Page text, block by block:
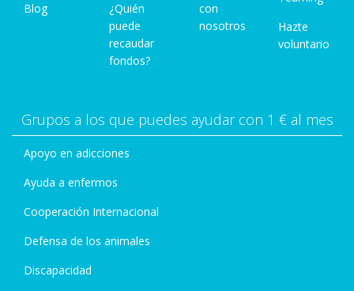
Blog
¿Quién
puede
recaudar
fondos?
con
nosotros
Hazte
voluntario
Grupos a los que puedes ayudar con 1 € al mes
Apoyo en adicciones
Ayuda a enfermos
Cooperación Internacional
Defensa de los animales
Discapacidad